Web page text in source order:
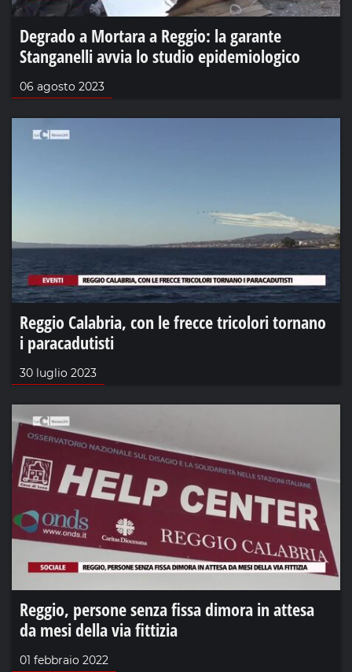
Degrado a Mortara a Reggio: la garante
Stanganelli avvia lo studio epidemiologico
06 agosto 2023
Reggio Calabria, con le frecce tricolori tornano
i paracadutisti
30 luglio 2023
Reggio, persone senza fissa dimora in attesa
da mesi della via fittizia
01 febbraio 2022